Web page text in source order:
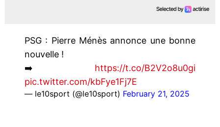
PSG : Pierre Ménès annonce une bonne
nouvelle !
➡️ https://t.co/B2V2o8u0gi
pic.twitter.com/kbFye1Fj7E
— le10sport (@le10sport) February 21, 2025